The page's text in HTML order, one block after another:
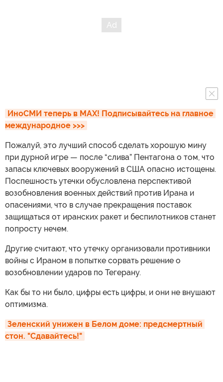
ИноСМИ теперь в MAX! Подписывайтесь на главное
международное >>>
Пожалуй, это лучший способ сделать хорошую мину
при дурной игре — после “слива” Пентагона о том, что
запасы ключевых вооружений в США опасно истощены.
Поспешность утечки обусловлена перспективой
возобновления военных действий против Ирана и
опасениями, что в случае прекращения поставок
защищаться от иранских ракет и беспилотников станет
попросту нечем.
Другие считают, что утечку организовали противники
войны с Ираном в попытке сорвать решение о
возобновлении ударов по Тегерану.
Как бы то ни было, цифры есть цифры, и они не внушают
оптимизма.
Зеленский унижен в Белом доме: предсмертный
стон. "Сдавайтесь!"